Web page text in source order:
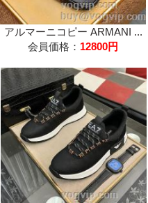
アルマーニコピー ARMANI ...
会員価格： 12800円